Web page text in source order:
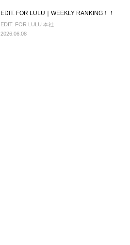
EDIT. FOR LULU｜WEEKLY RANKING！！
EDIT. FOR LULU 本社
2026.06.08